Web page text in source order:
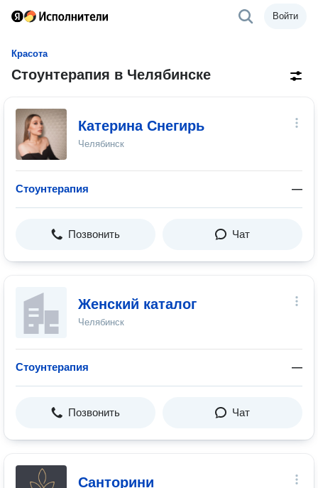
Войти
Красота
Стоунтерапия в Челябинске
Катерина Снегирь
Челябинск
Стоунтерапия —
Позвонить Чат
Женский каталог
Челябинск
Стоунтерапия —
Позвонить Чат
Санторини